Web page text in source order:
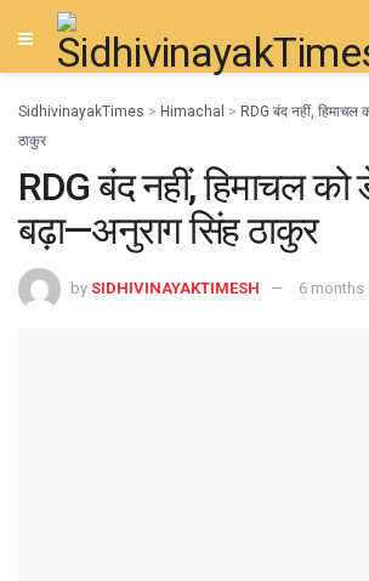
SidhivinayakTimes > Himachal > RDG बंद नहीं, हिमाचल
ठाकुर
RDG बंद नहीं, हिमाचल को
बढ़ा—अनुराग सिंह ठाकुर
by SIDHIVINAYAKTIMESH 6 months